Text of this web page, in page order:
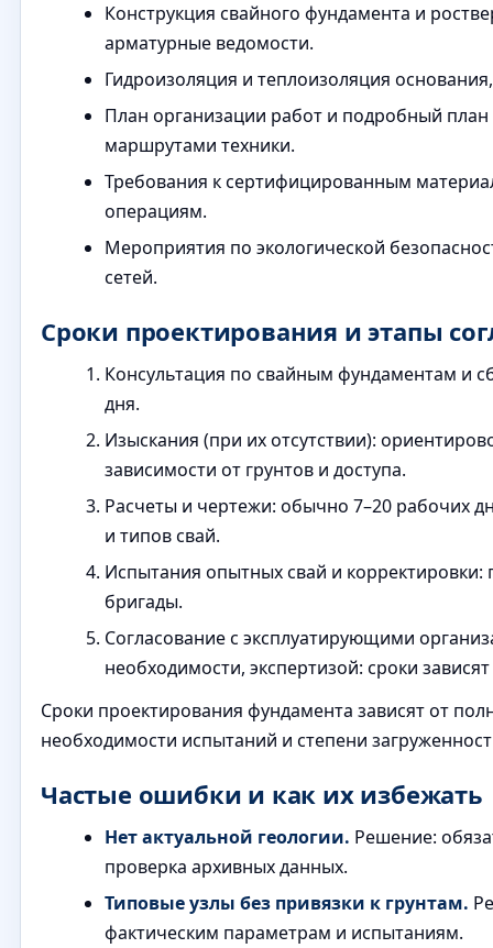
Конструкция свайного фундамента и
арматурные ведомости.
Гидроизоляция и теплоизоляция
План организации работ и подробный план
маршрутами техники.
Требования к сертифицированным
операциям.
Мероприятия по экологической
сетей.
Сроки проектирования и этапы
Консультация по свайным фундаментам и
дня.
Изыскания (при их отсутствии):
зависимости от грунтов и доступа.
Расчеты и чертежи: обычно 7–20 рабочих
и типов свай.
Испытания опытных свай и
бригады.
Согласование с эксплуатирующими
необходимости, экспертизой: сроки
Сроки проектирования фундамента зависят от
необходимости испытаний и степени
Частые ошибки и как их избежать
Нет актуальной геологии. Решение:
проверка архивных данных.
Типовые узлы без привязки к грунтам.
фактическим параметрам и испытаниям.